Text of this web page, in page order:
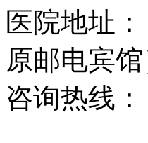
医院地址
原邮电宾馆
咨询热线：